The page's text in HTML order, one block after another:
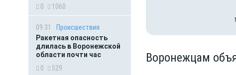
0
1060
09:31
Происшествия
Ракетная опасность
длилась в Воронежской
области почти час
0
529
Воронежцам